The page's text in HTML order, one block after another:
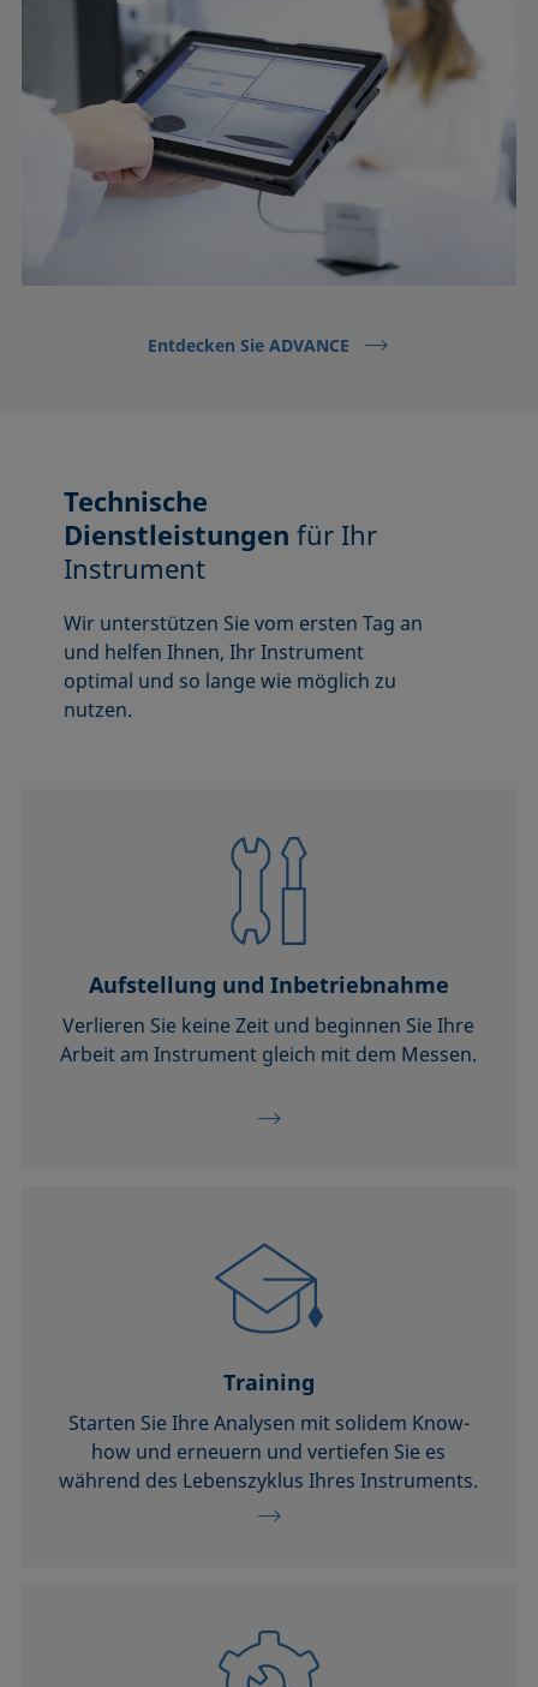
Entdecken Sie ADVANCE
Technische
Dienstleistungen für Ihr
Instrument
Wir unterstützen Sie vom ersten Tag an
und helfen Ihnen, Ihr Instrument
optimal und so lange wie möglich zu
nutzen.
Aufstellung und Inbetriebnahme
Verlieren Sie keine Zeit und beginnen Sie Ihre
Arbeit am Instrument gleich mit dem Messen.
Training
Starten Sie Ihre Analysen mit solidem Know-
how und erneuern und vertiefen Sie es
während des Lebenszyklus Ihres Instruments.